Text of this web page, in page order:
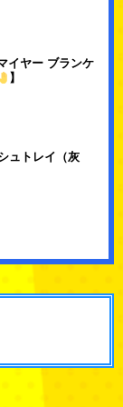
イヤー ブランケ
】
ュトレイ（灰